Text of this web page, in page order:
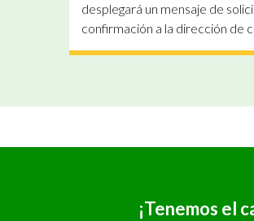
desplegará un mensaje de
confirmación a la dirección de
¡Tenemos el